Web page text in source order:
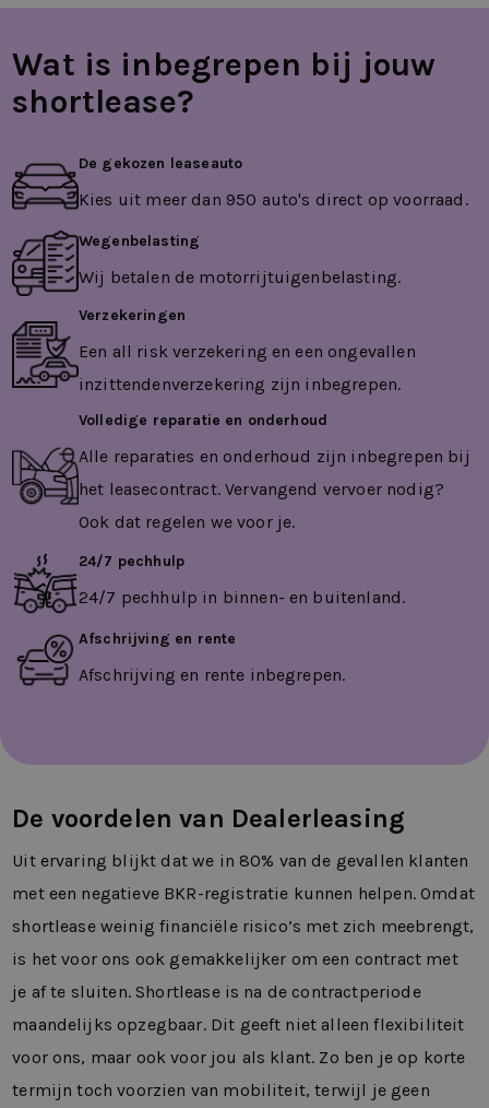
Wat is inbegrepen bij jouw
shortlease?
De gekozen leaseauto
Kies uit meer dan 950 auto's direct op voorraad.
Wegenbelasting
Wij betalen de motorrijtuigenbelasting.
Verzekeringen
Een all risk verzekering en een ongevallen
inzittendenverzekering zijn inbegrepen.
Volledige reparatie en onderhoud
Alle reparaties en onderhoud zijn inbegrepen bij
het leasecontract. Vervangend vervoer nodig?
Ook dat regelen we voor je.
24/7 pechhulp
24/7 pechhulp in binnen- en buitenland.
Afschrijving en rente
Afschrijving en rente inbegrepen.
De voordelen van Dealerleasing
Uit ervaring blijkt dat we in 80% van de gevallen klanten
met een negatieve BKR-registratie kunnen helpen. Omdat
shortlease weinig financiële risico’s met zich meebrengt,
is het voor ons ook gemakkelijker om een contract met
je af te sluiten. Shortlease is na de contractperiode
maandelijks opzegbaar. Dit geeft niet alleen flexibiliteit
voor ons, maar ook voor jou als klant. Zo ben je op korte
termijn toch voorzien van mobiliteit, terwijl je geen